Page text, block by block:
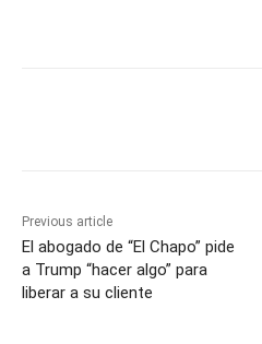
Previous article
El abogado de “El Chapo” pide
a Trump “hacer algo” para
liberar a su cliente